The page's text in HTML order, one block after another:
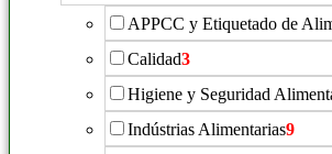
APPCC y Etiquetado de
Calidad3
Higiene y Seguridad
Indústrias Alimentarias9